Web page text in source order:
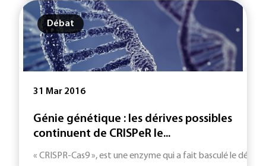
Débat
31 Mar 2016
Génie génétique : les dérives possibles
continuent de CRISPeR le...
« CRISPR-Cas9 », est une enzyme qui a fait basculé le